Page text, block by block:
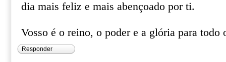
dia mais feliz e mais abençoado por ti.
Vosso é o reino, o poder e a glória para todo
Responder